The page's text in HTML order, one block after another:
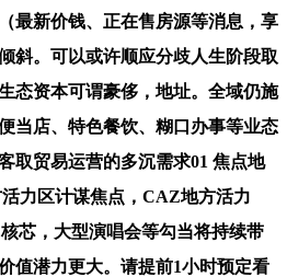
最新价钱、正在售房源等消息，享
斜。可以或许顺应分歧人生阶段取
态资本可谓豪侈，地址。全域仍施
当店、特色餐饮、糊口办事等业态
取贸易运营的多沉需求01 焦点地
力区计谋焦点，CAZ地方活力
芯，大型演唱会等勾当将持续带
值潜力更大。请提前1小时预定看